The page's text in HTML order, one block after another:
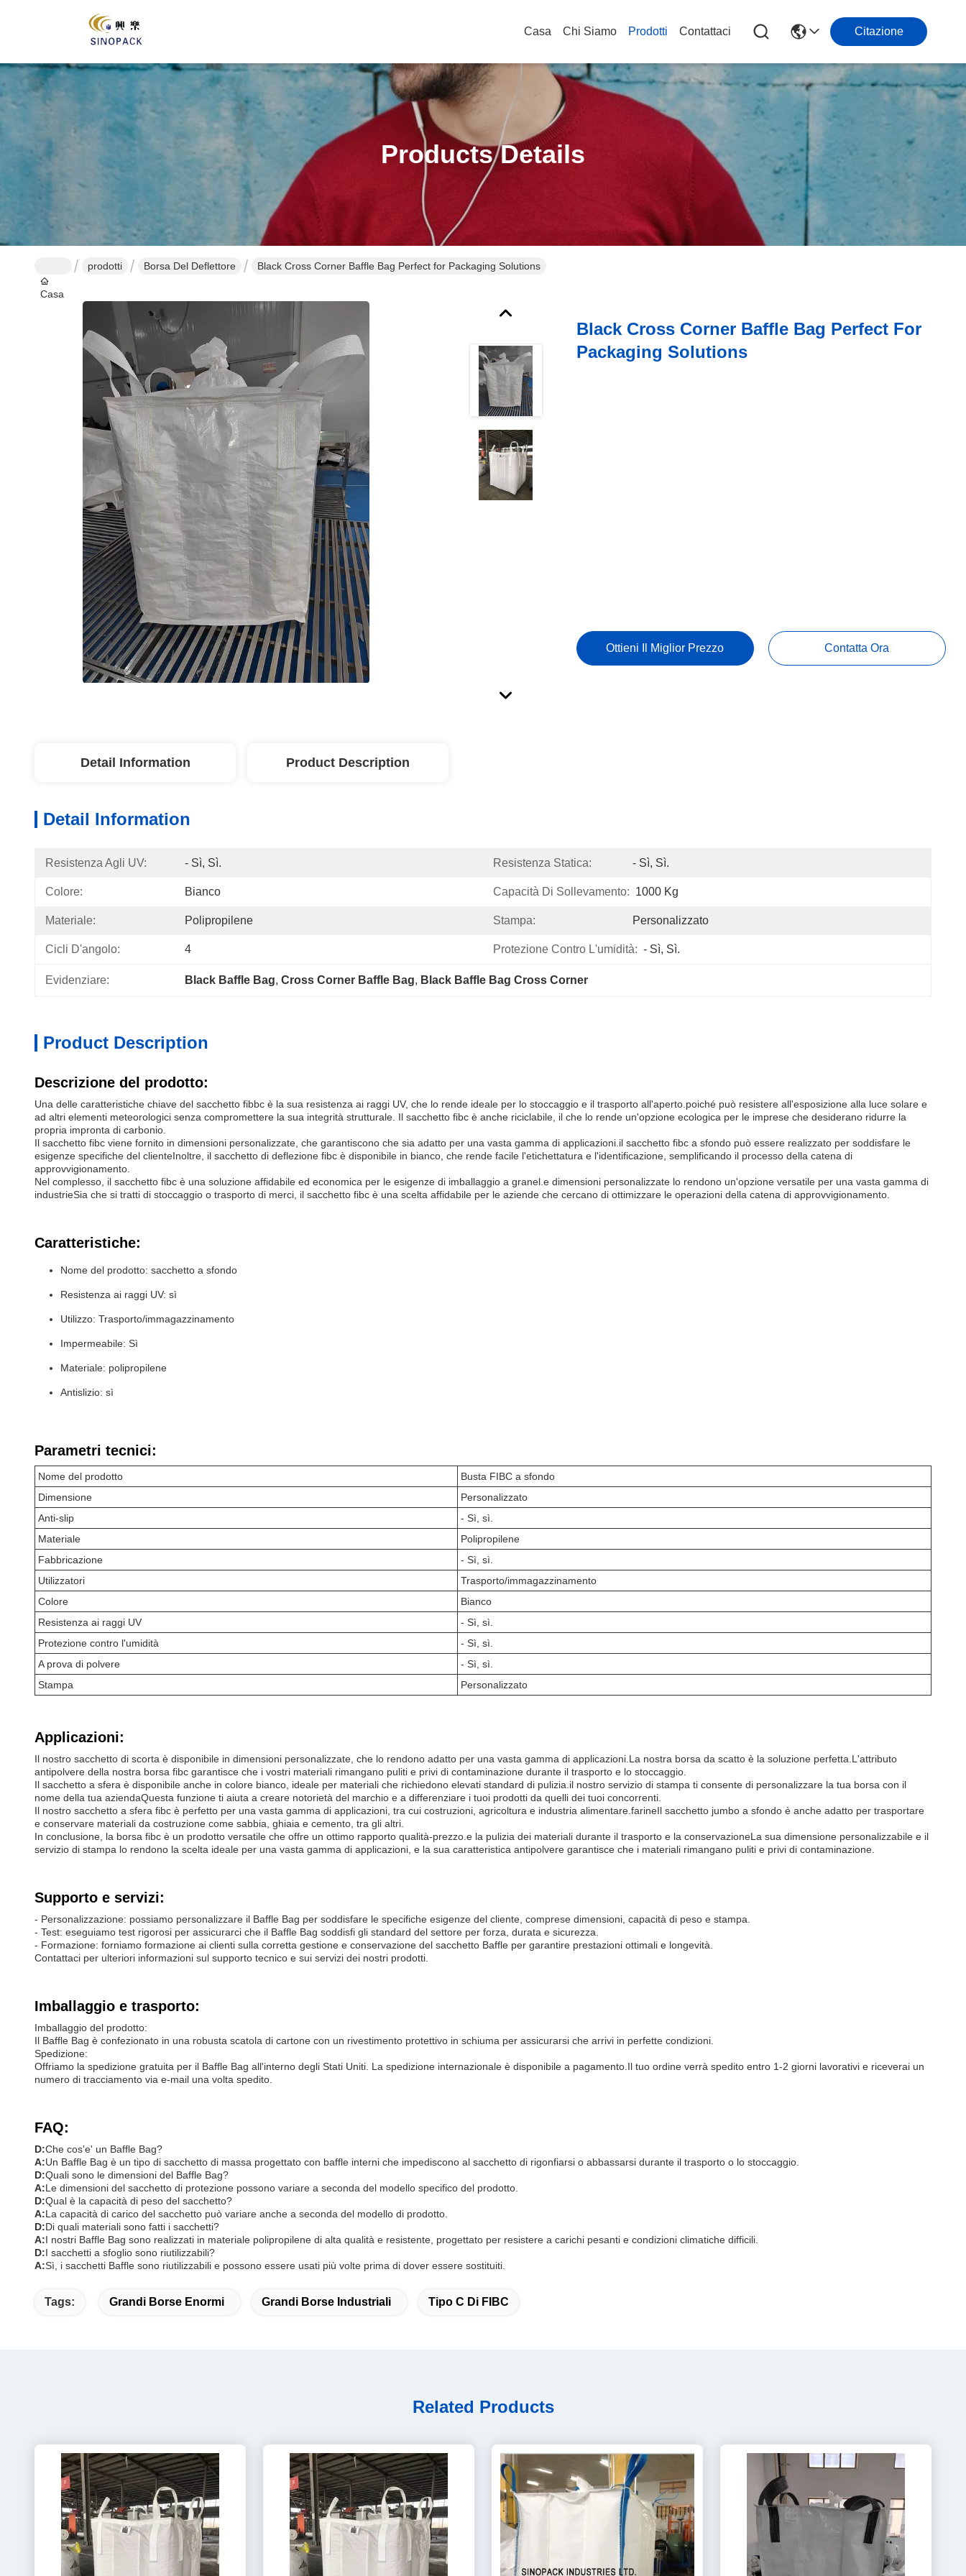
Casa Chi Siamo Prodotti Contattaci Citazione
Products Details
Casa
prodotti Borsa Del Deflettore Black Cross Corner Baffle Bag Perfect for Packaging Solutions
Black Cross Corner Baffle Bag Perfect For
Packaging Solutions
Ottieni Il Miglior Prezzo Contatta Ora
Detail Information Product Description
Detail Information
Resistenza Agli UV: - Sì, Sì. Resistenza Statica: - Sì, Sì.
Colore: Bianco Capacità Di Sollevamento: 1000 Kg
Materiale: Polipropilene Stampa: Personalizzato
Cicli D'angolo: 4 Protezione Contro L'umidità: - Sì, Sì.
Evidenziare: Black Baffle Bag, Cross Corner Baffle Bag, Black Baffle Bag Cross Corner
Product Description
Descrizione del prodotto:
Una delle caratteristiche chiave del sacchetto fibbc è la sua resistenza ai raggi UV, che lo rende ideale per lo stoccaggio e il trasporto all'aperto.poiché può resistere all'esposizione alla luce solare e
ad altri elementi meteorologici senza compromettere la sua integrità strutturale. Il sacchetto fibc è anche riciclabile, il che lo rende un'opzione ecologica per le imprese che desiderano ridurre la
propria impronta di carbonio.
Il sacchetto fibc viene fornito in dimensioni personalizzate, che garantiscono che sia adatto per una vasta gamma di applicazioni.il sacchetto fibc a sfondo può essere realizzato per soddisfare le
esigenze specifiche del clienteInoltre, il sacchetto di deflezione fibc è disponibile in bianco, che rende facile l'etichettatura e l'identificazione, semplificando il processo della catena di
approvvigionamento.
Nel complesso, il sacchetto fibc è una soluzione affidabile ed economica per le esigenze di imballaggio a granel.e dimensioni personalizzate lo rendono un'opzione versatile per una vasta gamma di
industrieSia che si tratti di stoccaggio o trasporto di merci, il sacchetto fibc è una scelta affidabile per le aziende che cercano di ottimizzare le operazioni della catena di approvvigionamento.
Caratteristiche:
Nome del prodotto: sacchetto a sfondo
Resistenza ai raggi UV: sì
Utilizzo: Trasporto/immagazzinamento
Impermeabile: Sì
Materiale: polipropilene
Antislizio: sì
Parametri tecnici:
Nome del prodotto
Busta FIBC a sfondo
Dimensione
Personalizzato
Anti-slip
- Sì, sì.
Materiale
Polipropilene
Fabbricazione
- Sì, sì.
Utilizzatori
Trasporto/immagazzinamento
Colore
Bianco
Resistenza ai raggi UV
- Sì, sì.
Protezione contro l'umidità
- Sì, sì.
A prova di polvere
- Sì, sì.
Stampa
Personalizzato
Applicazioni:
Il nostro sacchetto di scorta è disponibile in dimensioni personalizzate, che lo rendono adatto per una vasta gamma di applicazioni.La nostra borsa da scatto è la soluzione perfetta.L'attributo
antipolvere della nostra borsa fibc garantisce che i vostri materiali rimangano puliti e privi di contaminazione durante il trasporto e lo stoccaggio.
Il sacchetto a sfera è disponibile anche in colore bianco, ideale per materiali che richiedono elevati standard di pulizia.il nostro servizio di stampa ti consente di personalizzare la tua borsa con il
nome della tua aziendaQuesta funzione ti aiuta a creare notorietà del marchio e a differenziare i tuoi prodotti da quelli dei tuoi concorrenti.
Il nostro sacchetto a sfera fibc è perfetto per una vasta gamma di applicazioni, tra cui costruzioni, agricoltura e industria alimentare.farineIl sacchetto jumbo a sfondo è anche adatto per trasportare
e conservare materiali da costruzione come sabbia, ghiaia e cemento, tra gli altri.
In conclusione, la borsa fibc è un prodotto versatile che offre un ottimo rapporto qualità-prezzo.e la pulizia dei materiali durante il trasporto e la conservazioneLa sua dimensione personalizzabile e il
servizio di stampa lo rendono la scelta ideale per una vasta gamma di applicazioni, e la sua caratteristica antipolvere garantisce che i materiali rimangano puliti e privi di contaminazione.
Supporto e servizi:
- Personalizzazione: possiamo personalizzare il Baffle Bag per soddisfare le specifiche esigenze del cliente, comprese dimensioni, capacità di peso e stampa.
- Test: eseguiamo test rigorosi per assicurarci che il Baffle Bag soddisfi gli standard del settore per forza, durata e sicurezza.
- Formazione: forniamo formazione ai clienti sulla corretta gestione e conservazione del sacchetto Baffle per garantire prestazioni ottimali e longevità.
Contattaci per ulteriori informazioni sul supporto tecnico e sui servizi dei nostri prodotti.
Imballaggio e trasporto:
Imballaggio del prodotto:
Il Baffle Bag è confezionato in una robusta scatola di cartone con un rivestimento protettivo in schiuma per assicurarsi che arrivi in perfette condizioni.
Spedizione:
Offriamo la spedizione gratuita per il Baffle Bag all'interno degli Stati Uniti. La spedizione internazionale è disponibile a pagamento.Il tuo ordine verrà spedito entro 1-2 giorni lavorativi e riceverai un
numero di tracciamento via e-mail una volta spedito.
FAQ:
D:Che cos'e' un Baffle Bag?
A:Un Baffle Bag è un tipo di sacchetto di massa progettato con baffle interni che impediscono al sacchetto di rigonfiarsi o abbassarsi durante il trasporto o lo stoccaggio.
D:Quali sono le dimensioni del Baffle Bag?
A:Le dimensioni del sacchetto di protezione possono variare a seconda del modello specifico del prodotto.
D:Qual è la capacità di peso del sacchetto?
A:La capacità di carico del sacchetto può variare anche a seconda del modello di prodotto.
D:Di quali materiali sono fatti i sacchetti?
A:I nostri Baffle Bag sono realizzati in materiale polipropilene di alta qualità e resistente, progettato per resistere a carichi pesanti e condizioni climatiche difficili.
D:I sacchetti a sfoglio sono riutilizzabili?
A:Sì, i sacchetti Baffle sono riutilizzabili e possono essere usati più volte prima di dover essere sostituiti.
Tags: Grandi Borse Enormi Grandi Borse Industriali Tipo C Di FIBC
Related Products